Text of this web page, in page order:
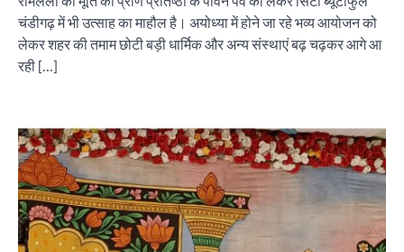
चंडीगढ़ में भी उत्साह का माहौल है। अयोध्या में होने जा रहे भव्य आयोजन को
लेकर शहर की तमाम छोटी बड़ी धार्मिक और अन्य संस्थाएं बढ़ चढ़कर आगे आ
रही […]